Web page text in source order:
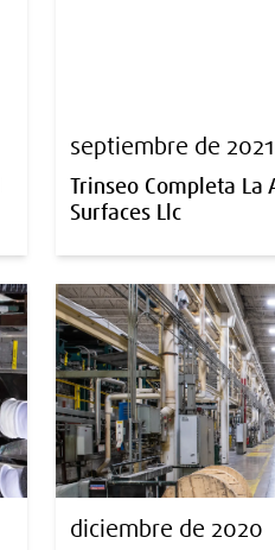
septiembre de 2021
Trinseo Completa
Surfaces Llc
diciembre de 2020